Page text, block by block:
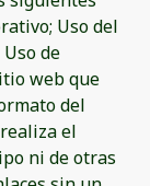
Uso del
de
web que
del
el
ni de otras